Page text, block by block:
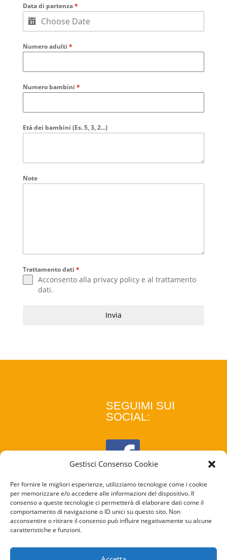
Gestisci Consenso Cookie
Per fornire le migliori esperienze, utilizziamo tecnologie come i cookie
per memorizzare e/o accedere alle informazioni del dispositivo. Il
consenso a queste tecnologie ci permetterà di elaborare dati come il
comportamento di navigazione o ID unici su questo sito. Non
acconsentire o ritirare il consenso può influire negativamente su alcune
caratteristiche e funzioni.
Data di partenza*
Numero adulti *
Numero bambini *
Età dei bambini (Es. 5, 3, 2...)
Note
Trattamento dati *
Acconsento alla privacy policye al trattamento
dati.
Invia
SEGUIMI SUI
SOCIAL:
COOKIE
POLICY